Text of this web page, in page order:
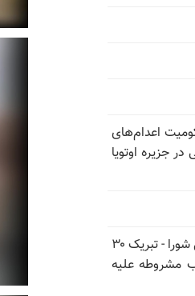
اعدام‌های
جزیره اوتویا
شورای ملی مقاومت ایران - مسئول شورا - تبریک ۳۰
مشروطه علیه